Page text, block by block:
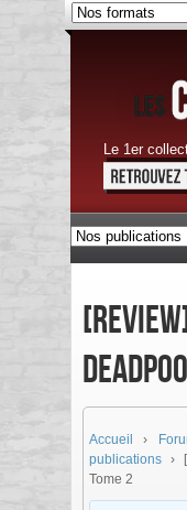
Le 1er
Accueil ›
publications ›
Tome 2